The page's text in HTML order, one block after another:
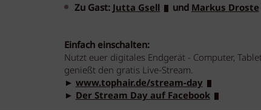
Zu Gast:Jutta Gsell undMarkus Droste
Einfach einschalten:
Nutzt euer digitales Endgerät - Computer,
genießt den gratis Live-Stream.
► www.tophair.de/stream-day
► Der Stream Day auf Facebook